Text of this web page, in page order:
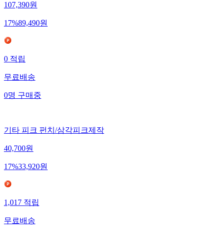
107,390원
17%89,490원
0 적립
무료배송
0명 구매중
기타 피크 펀치/삼각피크제작
40,700원
17%33,920원
1,017적립
무료배송